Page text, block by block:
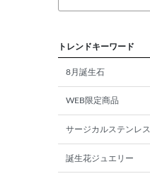
トレンドキーワード
8月誕生石
WEB限定商品
サージカルステンレス
誕生花ジュエリー